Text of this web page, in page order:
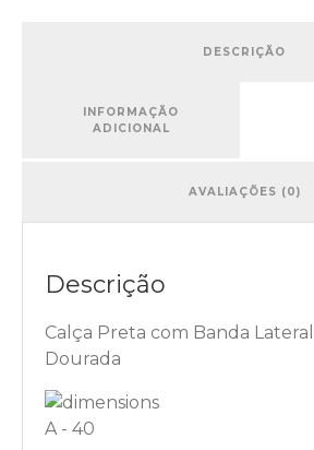
DESCRIÇÃO
INFORMAÇÃO
ADICIONAL
AVALIAÇÕES (0)
Descrição
Calça Preta com Banda
Dourada
A - 40